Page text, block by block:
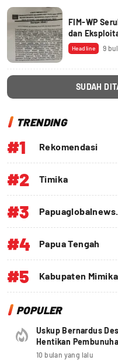
FIM-WP
dan
Headline 9
SUDAH
TRENDING
#1 Rekomendasi
#2 Timika
#3
#4 Papua Tengah
#5 Kabupaten Mimika
POPULER
Uskup Bernardus
Hentikan
10 bulan yang lalu